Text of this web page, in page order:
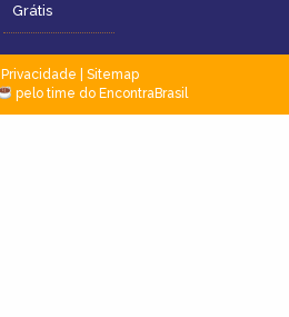
Grátis
Privacidade
Sitemap
pelo time do EncontraBrasil